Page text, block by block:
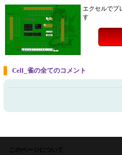
エクセルでプ
す
Cell_雀の全てのコメント
このページについて